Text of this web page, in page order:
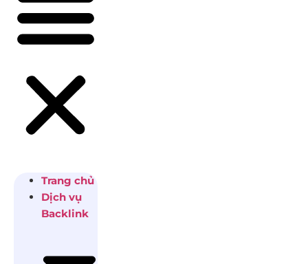
Trang chủ
Dịch vụ
Backlink